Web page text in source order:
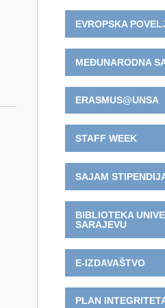
EVROPSKA
MEĐUNARODNA
ERASMUS@UNSA
STAFF WEEK
SAJAM
BIBLIOTEKA
SARAJEVU
E-IZDAVAŠTVO
PLAN